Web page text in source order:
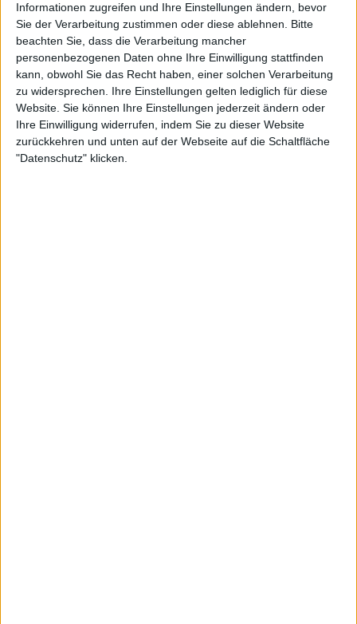
Informationen zugreifen und Ihre Einstellungen ändern, bevor
Sie der Verarbeitung zustimmen oder diese ablehnen. Bitte
beachten Sie, dass die Verarbeitung mancher
personenbezogenen Daten ohne Ihre Einwilligung stattfinden
kann, obwohl Sie das Recht haben, einer solchen Verarbeitung
zu widersprechen. Ihre Einstellungen gelten lediglich für diese
Website. Sie können Ihre Einstellungen jederzeit ändern oder
Ihre Einwilligung widerrufen, indem Sie zu dieser Website
zurückkehren und unten auf der Webseite auf die Schaltfläche
"Datenschutz" klicken.
Folge ihren Platz als Nummer 1 am Jahresende
gesichert.
Haddad Maia größter
Aufsteiger unter den Top 20
Die einzige weitere Veränderung in den Top 10 war